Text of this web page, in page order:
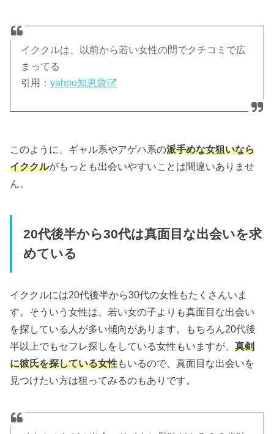
イククルは、以前から若い女性の間でクチコミで広
まってる
引用：yahoo知恵袋
このように、ギャル系やアゲハ系の派手めな女狙いなら
イククルがもっとも出会いやすいことは間違いありませ
ん。
20代後半から30代は真面目な出会いを求
めている
イククルには20代後半から30代の女性もたくさんいま
す。そういう女性は、若い女の子よりも真面目な出会い
を探している人が多い傾向があります。もちろん20代後
半以上でもセフレ探しをしている女性もいますが、真剣
に彼氏を探している女性もいるので、真面目な出会いを
見つけたい方は狙ってみるのもありです。